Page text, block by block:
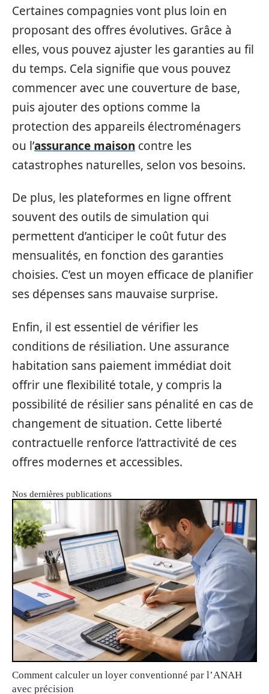
Certaines compagnies vont plus loin en
proposant des offres évolutives. Grâce à
elles, vous pouvez ajuster les garanties au fil
du temps. Cela signifie que vous pouvez
commencer avec une couverture de base,
puis ajouter des options comme la
protection des appareils électroménagers
ou l’assurance maison contre les
catastrophes naturelles, selon vos besoins.
De plus, les plateformes en ligne offrent
souvent des outils de simulation qui
permettent d’anticiper le coût futur des
mensualités, en fonction des garanties
choisies. C’est un moyen efficace de planifier
ses dépenses sans mauvaise surprise.
Enfin, il est essentiel de vérifier les
conditions de résiliation. Une assurance
habitation sans paiement immédiat doit
offrir une flexibilité totale, y compris la
possibilité de résilier sans pénalité en cas de
changement de situation. Cette liberté
contractuelle renforce l’attractivité de ces
offres modernes et accessibles.
Nos dernières publications
Comment calculer un loyer conventionné par l’ANAH
avec précision